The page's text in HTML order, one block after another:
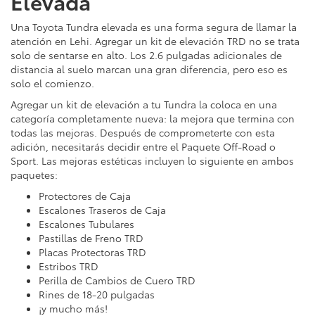
Una Toyota Tundra elevada es una forma segura de llamar la
atención en Lehi. Agregar un kit de elevación TRD no se trata
solo de sentarse en alto. Los 2.6 pulgadas adicionales de
distancia al suelo marcan una gran diferencia, pero eso es
solo el comienzo.
Agregar un kit de elevación a tu Tundra la coloca en una
categoría completamente nueva: la mejora que termina con
todas las mejoras. Después de comprometerte con esta
adición, necesitarás decidir entre el Paquete Off-Road o
Sport. Las mejoras estéticas incluyen lo siguiente en ambos
paquetes:
Protectores de Caja
Escalones Traseros de Caja
Escalones Tubulares
Pastillas de Freno TRD
Placas Protectoras TRD
Estribos TRD
Perilla de Cambios de Cuero TRD
Rines de 18-20 pulgadas
¡y mucho más!